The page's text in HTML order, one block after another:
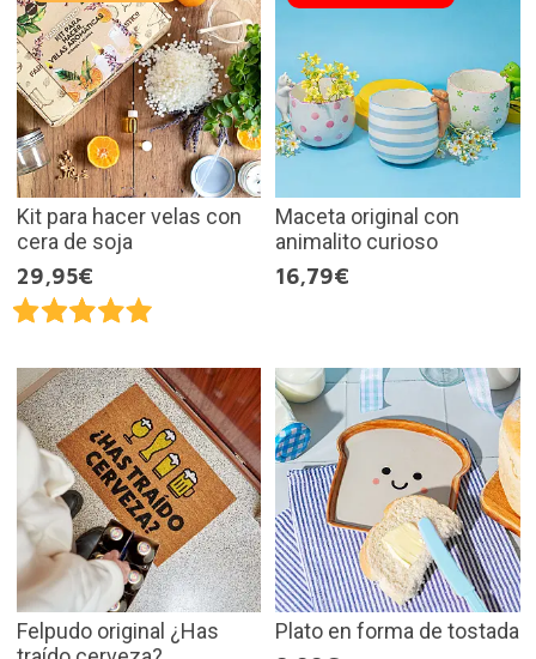
Kit para hacer velas con
cera de soja
29,95€
Maceta original con
animalito curioso
16,79€
Felpudo original ¿Has
Plato en forma de tostada